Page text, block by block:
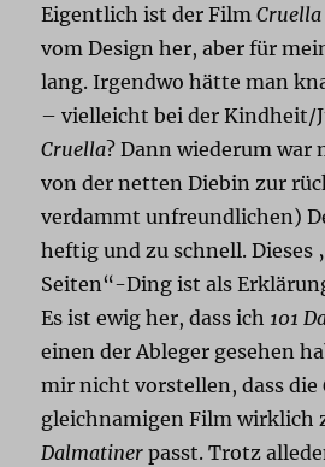
Eigentlich ist der FilmCruella
vom Design her, aber für
lang. Irgendwo hätte man
– vielleicht bei der Kindheit/
Cruella? Dann wiederum war
von der netten Diebin zur
verdammt unfreundlichen)
heftig und zu schnell. Dieses
Seiten“-Ding ist als
Es ist ewig her, dass ich 101
einen der Ableger gesehen
mir nicht vorstellen, dass die
gleichnamigen Film wirklich
Dalmatiner passt. Trotz